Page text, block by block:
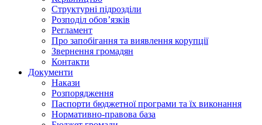
Структурні підрозділи
Розподіл обов’язків
Регламент
Про запобігання та виявлення корупції
Звернення громадян
Контакти
Документи
Накази
Розпорядження
Паспорти бюджетної програми та їх виконання
Нормативно-правова база